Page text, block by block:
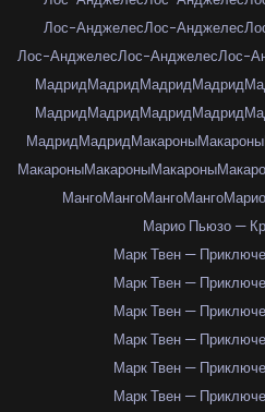
Лос-АнджелесЛос-Анджелес
Лос-АнджелесЛос-АнджелесЛос-
МадридМадридМадридМадрид
МадридМадридМадридМадрид
МадридМадридМакароныМакароны
МакароныМакароныМакароны
МангоМангоМангоМанго
Марио Пьюзо —
Марк Твен —
Марк Твен —
Марк Твен —
Марк Твен —
Марк Твен —
Марк Твен —